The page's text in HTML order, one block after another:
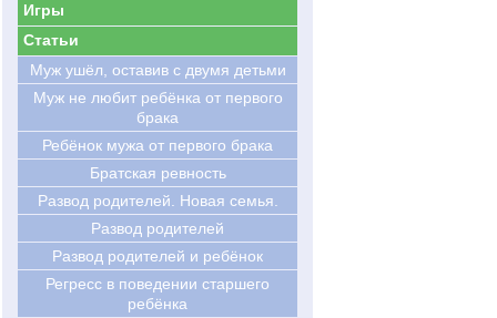
Игры
Статьи
Муж ушёл, оставив с двумя детьми
Муж не любит ребёнка от первого
брака
Ребёнок мужа от первого брака
Братская ревность
Развод родителей. Новая семья.
Развод родителей
Развод родителей и ребёнок
Регресс в поведении старшего
ребёнка